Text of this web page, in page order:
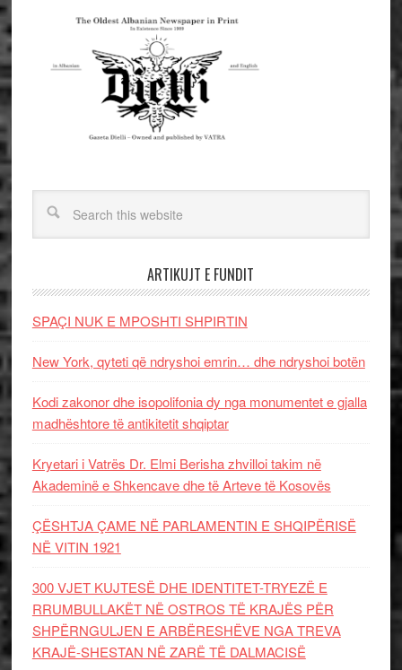
ARTIKUJT E FUNDIT
SPAÇI NUK E MPOSHTI SHPIRTIN
New York, qyteti që ndryshoi emrin… dhe ndryshoi botën
Kodi zakonor dhe isopolifonia dy nga monumentet e gjalla
madhështore të antikitetit shqiptar
Kryetari i Vatrës Dr. Elmi Berisha zhvilloi takim në
Akademinë e Shkencave dhe të Arteve të Kosovës
ÇËSHTJA ÇAME NË PARLAMENTIN E SHQIPËRISË
NË VITIN 1921
300 VJET KUJTESË DHE IDENTITET-TRYEZË E
RRUMBULLAKËT NË OSTROS TË KRAJËS PËR
SHPËRNGULJEN E ARBËRESHËVE NGA TREVA
KRAJË-SHESTAN NË ZARË TË DALMACISË